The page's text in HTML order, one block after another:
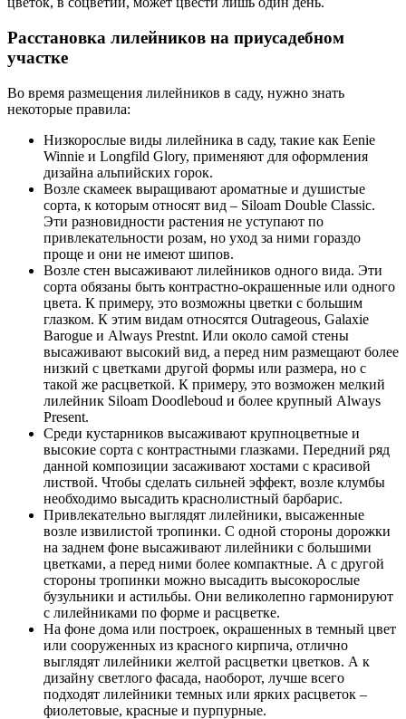
Расстановка лилейников на приусадебном
участке
Во время размещения лилейников в саду, нужно знать
некоторые правила:
Низкорослые виды лилейника в саду, такие как Eenie
Winnie и Longfild Glory, применяют для оформления
дизайна альпийских горок.
Возле скамеек выращивают ароматные и душистые
сорта, к которым относят вид – Siloam Double Classic.
Эти разновидности растения не уступают по
привлекательности розам, но уход за ними гораздо
проще и они не имеют шипов.
Возле стен высаживают лилейников одного вида. Эти
сорта обязаны быть контрастно-окрашенные или одного
цвета. К примеру, это возможны цветки с большим
глазком. К этим видам относятся Outrageous, Galaxie
Barogue и Always Prestnt. Или около самой стены
высаживают высокий вид, а перед ним размещают более
низкий с цветками другой формы или размера, но с
такой же расцветкой. К примеру, это возможен мелкий
лилейник Siloam Doodleboud и более крупный Always
Present.
Среди кустарников высаживают крупноцветные и
высокие сорта с контрастными глазками. Передний ряд
данной композиции засаживают хостами с красивой
листвой. Чтобы сделать сильней эффект, возле клумбы
необходимо высадить краснолистный барбарис.
Привлекательно выглядят лилейники, высаженные
возле извилистой тропинки. С одной стороны дорожки
на заднем фоне высаживают лилейники с большими
цветками, а перед ними более компактные. А с другой
стороны тропинки можно высадить высокорослые
бузульники и астильбы. Они великолепно гармонируют
с лилейниками по форме и расцветке.
На фоне дома или построек, окрашенных в темный цвет
или сооруженных из красного кирпича, отлично
выглядят лилейники желтой расцветки цветков. А к
дизайну светлого фасада, наоборот, лучше всего
подходят лилейники темных или ярких расцветок –
фиолетовые, красные и пурпурные.